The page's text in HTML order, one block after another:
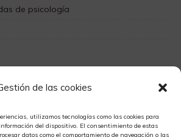
de las cookies
utilizamos tecnologías como las cookies para
del dispositivo. El consentimiento de estas
datos como el comportamiento de navegación o las
de psicología